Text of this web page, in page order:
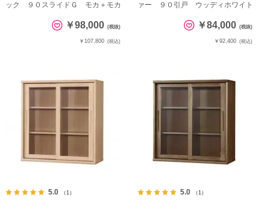
ック ９０スライドＧ モカ＋モカ
￥98,000 (税抜)
￥107,800 (税込)
ァー ９０引戸 ウッディホワイト
￥84,000 (税抜)
￥92,400 (税込)
5.0 （1） 5.0 （1）